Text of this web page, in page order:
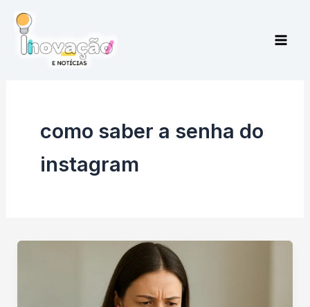
para
como saber a senha do
instagram